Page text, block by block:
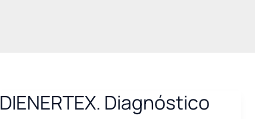
DIENERTEX. Diagnóstico